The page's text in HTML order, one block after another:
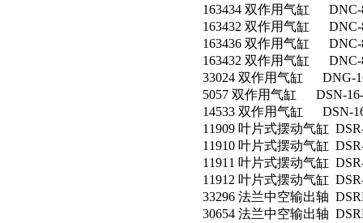
163434 双作用气缸 DNC-
163432 双作用气缸 DNC-
163436 双作用气缸 DNC-
163432 双作用气缸 DNC-
33024 双作用气缸 DNG-
5057 双作用气缸 DSN-16-
14533 双作用气缸 DSN-
11909 叶片式摆动气缸
11910 叶片式摆动气缸
11911 叶片式摆动气缸
11912 叶片式摆动气缸
33296 法兰中空输出轴
30654 法兰中空输出轴